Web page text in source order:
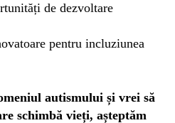
de dezvoltare
pentru incluziunea
autismului și vrei să
schimbă vieți, așteptăm